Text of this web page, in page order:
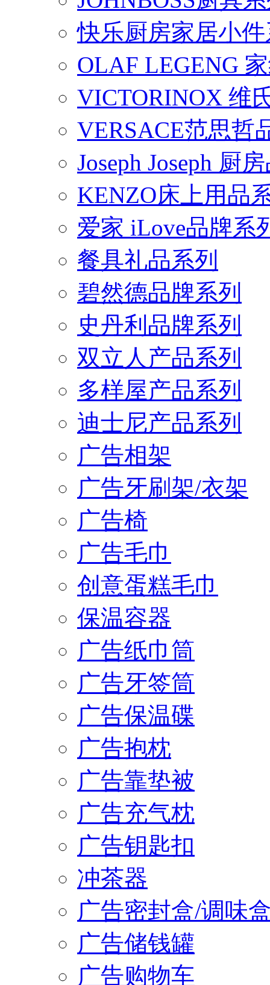
快乐厨房家居小
OLAF LEGENG
VICTORINOX 维
VERSACE范思哲
Joseph Joseph 厨
KENZO床上用品
爱家 iLove品牌系
餐具礼品系列
碧然德品牌系列
史丹利品牌系列
双立人产品系列
多样屋产品系列
迪士尼产品系列
广告相架
广告牙刷架/衣架
广告椅
广告毛巾
创意蛋糕毛巾
保温容器
广告纸巾筒
广告牙签筒
广告保温碟
广告抱枕
广告靠垫被
广告充气枕
广告钥匙扣
冲茶器
广告密封盒/调味
广告储钱罐
广告购物车